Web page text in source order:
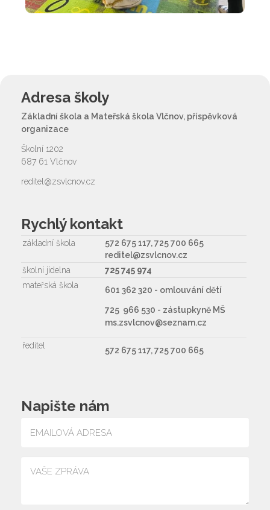
Adresa školy
Základní škola a Mateřská škola Vlčnov, příspěvková
organizace
Školní 1202
687 61 Vlčnov
reditel@zsvlcnov.cz
Rychlý kontakt
základní škola
572 675 117, 725 700 665
reditel@zsvlcnov.cz
školní jídelna
725 745 974
mateřská škola
601 362 320 - omlouvání dětí
725 966 530 - zástupkyně MŠ
ms.zsvlcnov@seznam.cz
ředitel 572 675 117, 725 700 665
Napište nám